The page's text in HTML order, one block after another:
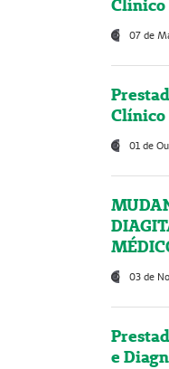
Clínico
07 de
Clínico
01 de
03 de
e